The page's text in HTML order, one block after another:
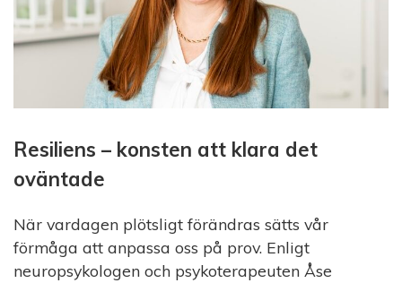
Resiliens – konsten att klara det
oväntade
När vardagen plötsligt förändras sätts vår
förmåga att anpassa oss på prov. Enligt
neuropsykologen och psykoterapeuten Åse